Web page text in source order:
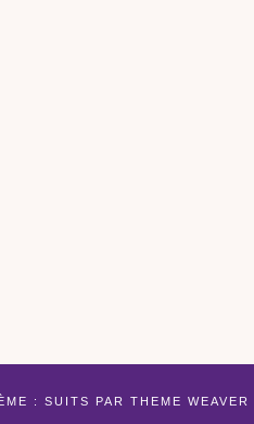
: SUITS PAR THEME WEAVER